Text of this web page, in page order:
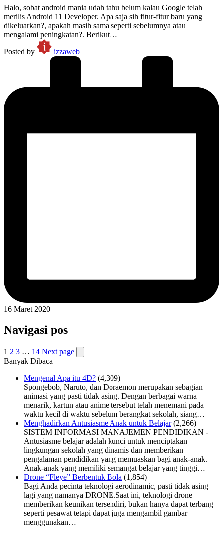
Halo, sobat android mania udah tahu belum kalau Google telah
merilis Android 11 Developer. Apa saja sih fitur-fitur baru yang
dikeluarkan?, apakah masih sama seperti sebelumnya atau
mengalami peningkatan?. Berikut…
Posted by
izzaweb
16 Maret 2020
Navigasi pos
1 2 3 … 14 Next page
Banyak Dibaca
Mengenal Apa itu 4D? (4,309)
Spongebob, Naruto, dan Doraemon merupakan sebagian
animasi yang pasti tidak asing. Dengan berbagai warna
menarik, kartun atau anime tersebut telah menemani pada
waktu kecil di waktu sebelum berangkat sekolah, siang…
Menghadirkan Antusiasme Anak untuk Belajar (2,266)
SISTEM INFORMASI MANAJEMEN PENDIDIKAN -
Antusiasme belajar adalah kunci untuk menciptakan
lingkungan sekolah yang dinamis dan memberikan
pengalaman pendidikan yang memuaskan bagi anak-anak.
Anak-anak yang memiliki semangat belajar yang tinggi…
Drone “Fleye” Berbentuk Bola (1,854)
Bagi Anda pecinta teknologi aerodinamic, pasti tidak asing
lagi yang namanya DRONE.Saat ini, teknologi drone
memberikan keunikan tersendiri, bukan hanya dapat terbang
seperti pesawat tetapi dapat juga mengambil gambar
menggunakan…